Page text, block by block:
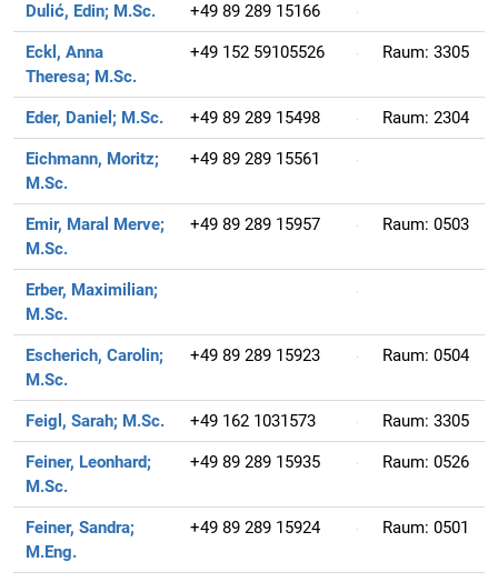
Dulić, Edin; M.Sc. +49 89 289 15166
Eckl, Anna
Theresa; M.Sc.
+49 152 59105526 Raum: 3305
Eder, Daniel; M.Sc. +49 89 289 15498 Raum: 2304
Eichmann, Moritz;
M.Sc.
+49 89 289 15561
Emir, Maral Merve;
M.Sc.
+49 89 289 15957 Raum: 0503
Erber, Maximilian;
M.Sc.
Escherich, Carolin;
M.Sc.
+49 89 289 15923 Raum: 0504
Feigl, Sarah; M.Sc. +49 162 1031573 Raum: 3305
Feiner, Leonhard;
M.Sc.
+49 89 289 15935 Raum: 0526
Feiner, Sandra;
M.Eng.
+49 89 289 15924 Raum: 0501